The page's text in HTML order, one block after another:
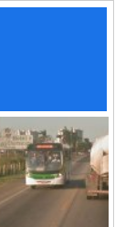
в Си-